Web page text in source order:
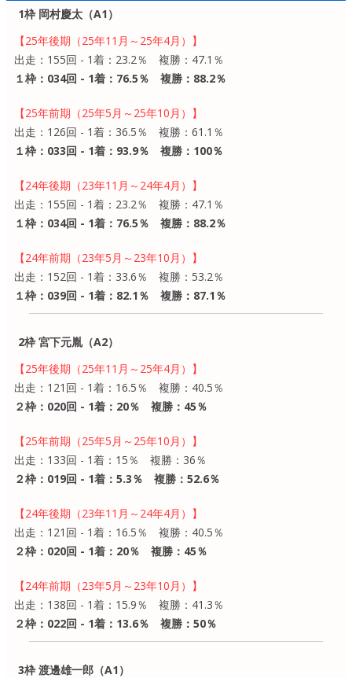
1枠 岡村慶太（A1）
【25年後期（25年11月～25年4月）】
出走：155回 - 1着：23.2％ 複勝：47.1％
１枠：034回 - 1着：76.5％ 複勝：88.2％
【25年前期（25年5月～25年10月）】
出走：126回 - 1着：36.5％ 複勝：61.1％
１枠：033回 - 1着：93.9％ 複勝：100％
【24年後期（23年11月～24年4月）】
出走：155回 - 1着：23.2％ 複勝：47.1％
１枠：034回 - 1着：76.5％ 複勝：88.2％
【24年前期（23年5月～23年10月）】
出走：152回 - 1着：33.6％ 複勝：53.2％
１枠：039回 - 1着：82.1％ 複勝：87.1％
2枠 宮下元胤（A2）
【25年後期（25年11月～25年4月）】
出走：121回 - 1着：16.5％ 複勝：40.5％
２枠：020回 - 1着：20％ 複勝：45％
【25年前期（25年5月～25年10月）】
出走：133回 - 1着：15％ 複勝：36％
２枠：019回 - 1着：5.3％ 複勝：52.6％
【24年後期（23年11月～24年4月）】
出走：121回 - 1着：16.5％ 複勝：40.5％
２枠：020回 - 1着：20％ 複勝：45％
【24年前期（23年5月～23年10月）】
出走：138回 - 1着：15.9％ 複勝：41.3％
２枠：022回 - 1着：13.6％ 複勝：50％
3枠 渡邊雄一郎（A1）